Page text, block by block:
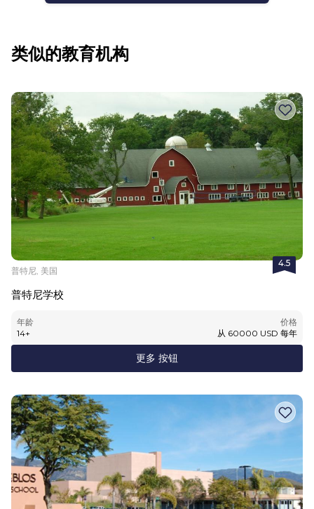
类似的教育机构
4.5
普特尼, 美国
普特尼学校
年龄
14+
价格
从 60000 USD 每年
更多 按钮